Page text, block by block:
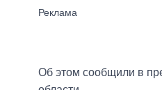
Об этом сообщили в